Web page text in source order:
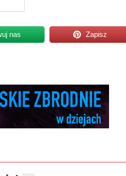
nas Zapisz